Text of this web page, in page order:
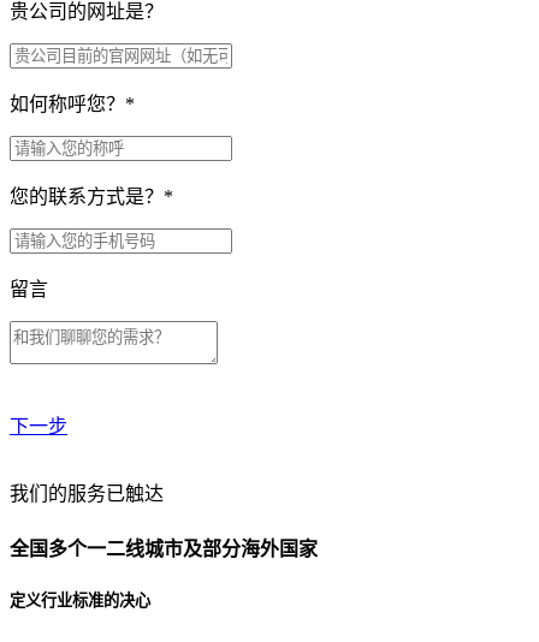
贵公司的网址是？
如何称呼您？ *
您的联系方式是？ *
留言
下一步
贵公司预算范围是？
贵公司的团队规模是？
我们的服务已触达
全国多个一二线城市及部分海外国家
定义行业标准的决心